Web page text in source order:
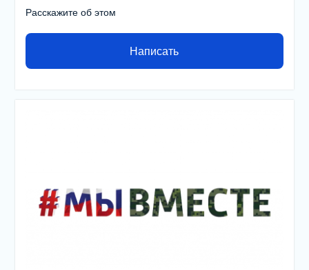
Расскажите об этом
Написать